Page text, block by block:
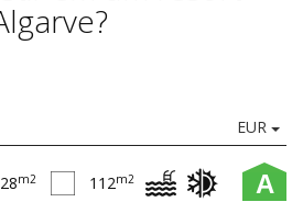
EUR
A
m2 112m2